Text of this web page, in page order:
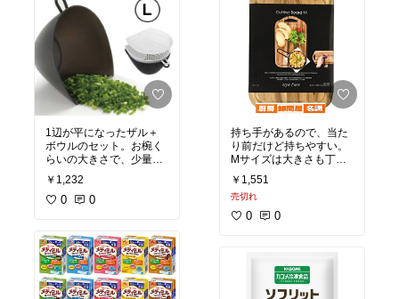
1辺が平になったザル＋
ボウルのセット。お椀く
らいの大きさで、少量の
野菜をまな板でかき集め
るのにピッタリ。目盛り
付きなので計量カップに
できるし、フタも一緒に
冷凍・電子レンジもOKな
ので万能です。最近はご
飯までこのボウルで食べ
ています。
￥1,232
0 0
持ち手があるので、当た
り前だけど持ちやすい。
Mサイズは大きさも丁度
よくてかなり使いやす
い。
さらにウッドの雰囲気も
に使える。
カットすると傷が付くの
￥1,551
売切れ
0 0